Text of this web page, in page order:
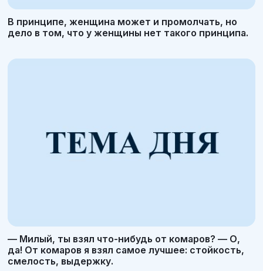
В принципе, женщина может и промолчать, но
дело в том, что у женщины нет такого принципа.
— Милый, ты взял что-нибудь от комаров? — О,
да! От комаров я взял самое лучшее: стойкость,
смелость, выдержку.